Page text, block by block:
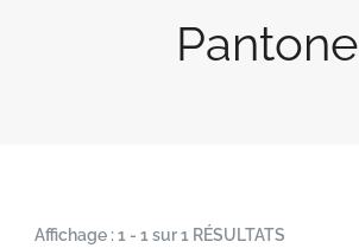
Pantone
Affichage : 1 - 1 sur 1 RÉSULTATS